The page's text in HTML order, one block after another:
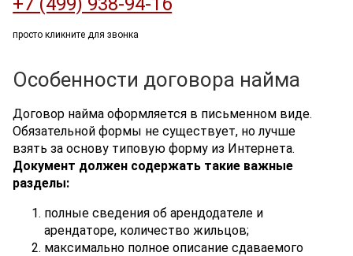
просто кликните для звонка
Особенности договора найма
Договор найма оформляется в письменном виде.
Обязательной формы не существует, но лучше
взять за основу типовую форму из Интернета.
Документ должен содержать такие важные
разделы:
полные сведения об арендодателе и
арендаторе, количество жильцов;
максимально полное описание сдаваемого